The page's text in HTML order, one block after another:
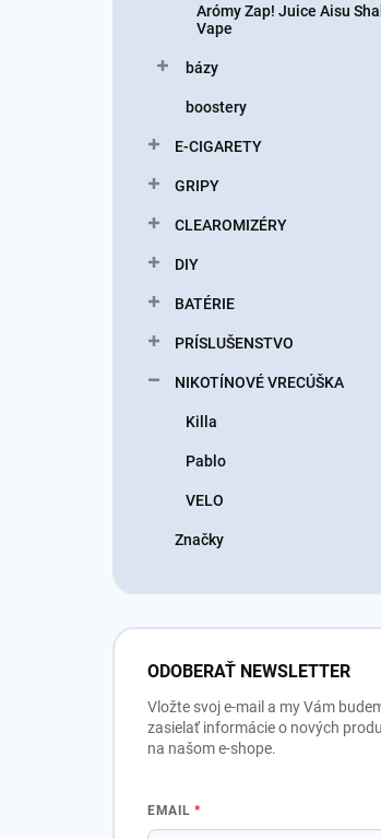
Arómy Zap! Juice Aisu
Vape
bázy
boostery
E-CIGARETY
GRIPY
CLEAROMIZÉRY
DIY
BATÉRIE
PRÍSLUŠENSTVO
NIKOTÍNOVÉ VRECÚŠKA
Killa
Pablo
VELO
Značky
ODOBERAŤ NEWSLETTER
Vložte svoj e-mail a my Vám
zasielať informácie o nových
na našom e-shope.
EMAIL